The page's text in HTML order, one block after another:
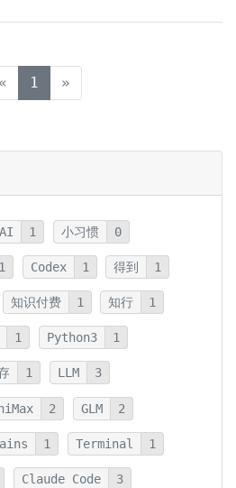
« 1 (current)
»
1 小习惯 0
1 Codex 1 得到 1
知识付费 1 知行 1
1 Python3 1
1 LLM 3
2 GLM 2
1 Terminal 1
Claude Code 3